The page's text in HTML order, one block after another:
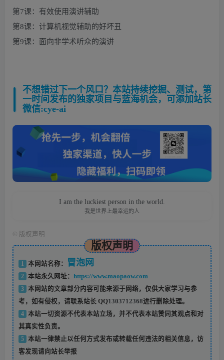
第7课：有效使用演讲辅助
第8课：计算机视觉辅助的好坏丑
第9课：面向非学术听众的演讲
不想错过下一个风口？本站持续挖掘、测试，第
一时间发布的独家项目与蓝海机会，可添加站长
微信:cye-ai
I am the luckiest person in the world.
我是世界上最幸运的人
版权声明
版权声明
1 本网站名称： 冒泡网
2 本站永久网址： https://www.maopaow.com
3
本网站的文章部分内容可能来源于网络，仅供大家学习与参
考，如有侵权，请联系站长 QQ1303712368进行删除处理。
4
本站一切资源不代表本站立场，并不代表本站赞同其观点和对
其真实性负责。
5
本站一律禁止以任何方式发布或转载任何违法的相关信息，访
客发现请向站长举报